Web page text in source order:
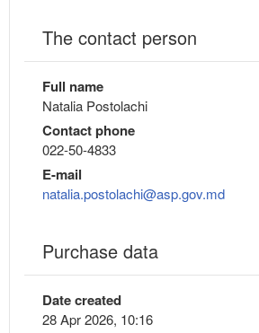
The contact person
Full name
Natalia Postolachi
Contact phone
022-50-4833
E-mail
natalia.postolachi@asp.gov.md
Purchase data
Date created
28 Apr 2026, 10:16